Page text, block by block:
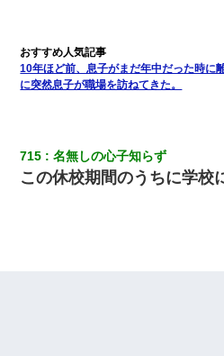
10年ほど前、息子がまだ年中だった時に
に突然息子が職場を訪ねてきた。
715 名無しの心子知らず
この休校期間のうちに学校